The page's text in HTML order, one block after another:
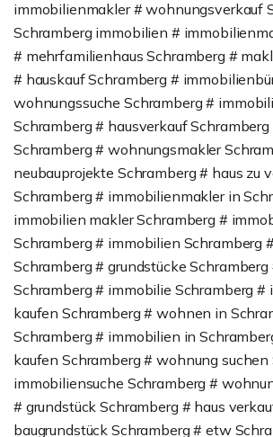
immobilienmakler # wohnungsverkauf
Schramberg immobilien #
# mehrfamilienhaus Schramberg #
# hauskauf Schramberg #
wohnungssuche Schramberg #
Schramberg # hausverkauf
Schramberg # wohnungsmakler
neubauprojekte Schramberg # haus zu
Schramberg # immobilienmakler in
immobilien makler Schramberg #
Schramberg # immobilien Schramberg
Schramberg # grundstücke
Schramberg # immobilie Schramberg #
kaufen Schramberg # wohnen in
Schramberg # immobilien in
kaufen Schramberg # wohnung suchen
immobiliensuche Schramberg #
# grundstück Schramberg # haus
baugrundstück Schramberg # etw